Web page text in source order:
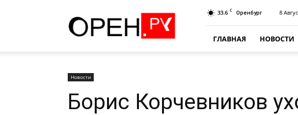
33.6 C Оренбург 8
ГЛАВНАЯ НОВОСТИ
Новости
Борис Корчевников